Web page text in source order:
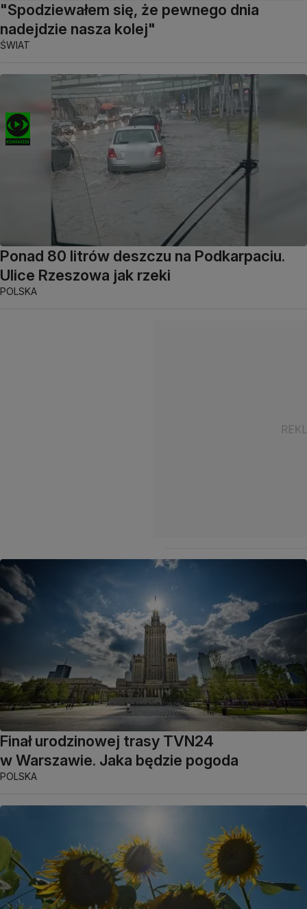
"Spodziewałem się, że pewnego dnia
nadejdzie nasza kolej"
ŚWIAT
Ponad 80 litrów deszczu na Podkarpaciu.
Ulice Rzeszowa jak rzeki
POLSKA
Finał urodzinowej trasy TVN24
w Warszawie. Jaka będzie pogoda
POLSKA